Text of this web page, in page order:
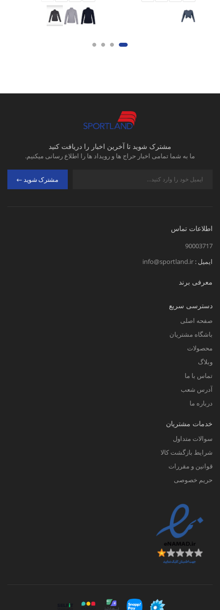
مشترک شوید تا آخرین اخبار را دریافت کنید
ما به شما تمامی اخبار حراج ها و رویداد ها را اطلاع رسانی میکنیم.
مشترک شوید
اطلاعات تماس
90003717
ایمیل : info@sportland.ir
معرفی برند
دسترسی سریع
صفحه اصلی
باشگاه مشتریان
محصولات
وبلاگ
تماس با ما
آدرس شعب
درباره ما
خدمات مشتریان
سوالات متداول
شرایط بازگشت کالا
قوانین و مقررات
حریم خصوصی